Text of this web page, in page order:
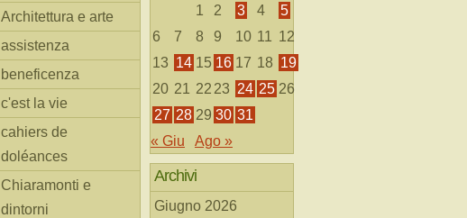
Architettura e arte
assistenza
beneficenza
c'est la vie
cahiers de
doléances
Chiaramonti e
dintorni
1
2 3 4
5
6
7 8 9 10 11 12
13 14 15 16 17 18 19
20 21 22 23 24 25 26
27 28 29 30 31
« Giu
Ago »
Archivi
Giugno 2026